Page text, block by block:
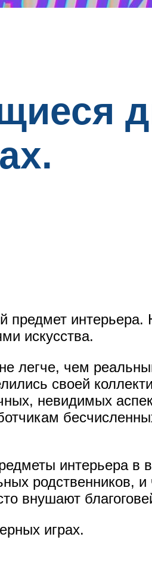
интерьера.
искусства.
легче, чем
своей
невидимых
интерьера в
родственников, и
внушают
играх.